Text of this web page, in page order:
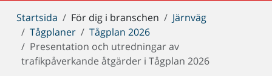
Du
är
här:
Startsida För dig i branschen
Järnväg
Tågplaner
Tågplan 2026
Presentation och utredningar av
trafikpåverkande åtgärder i Tågplan 2026